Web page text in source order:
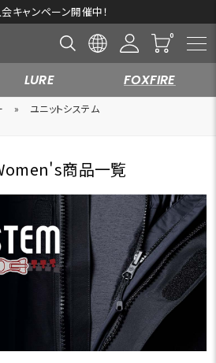
キャンペーン開催中！
LURE FOXFIRE
»
ユニットシステム
商品一覧